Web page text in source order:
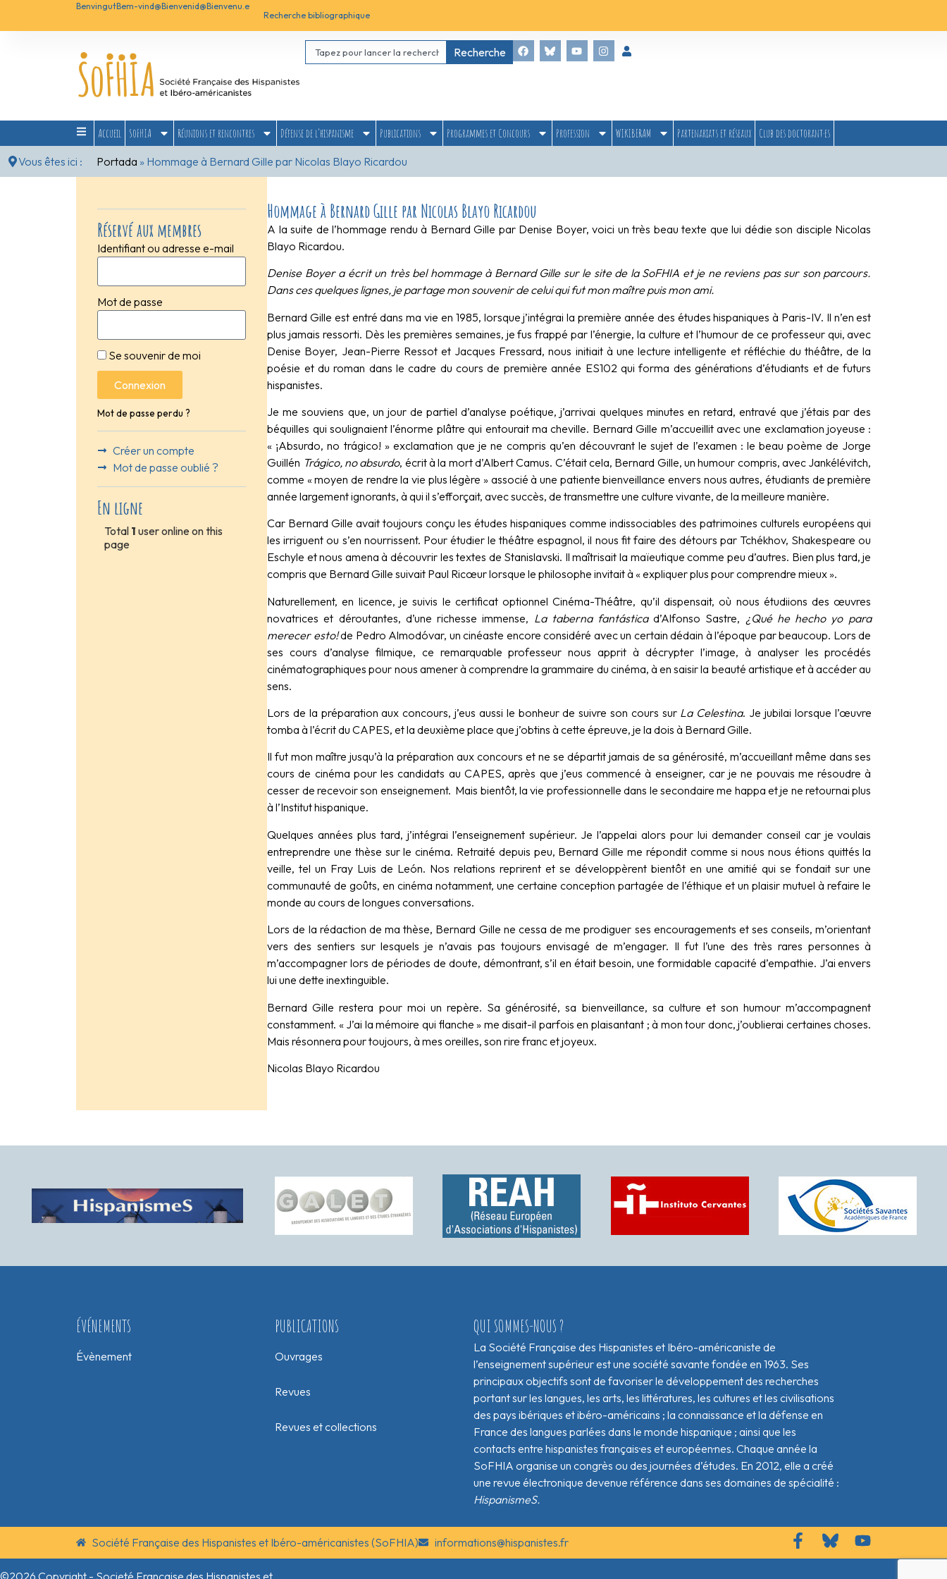
BenvingutBem-vind@Bienvenid@Bienvenu.e
Recherche bibliographique
Recherche
Accueil SoFHIA Réunions et rencontres Défense de l’hispanisme Publications Programmes et Concours Profession WIKIBERAM Partenariats et réseaux
Club des doctorant·es
Vous êtes ici :
Portada » Hommage à Bernard Gille par Nicolas Blayo Ricardou
Réservé aux membres
Identifiant ou adresse e-mail
Mot de passe
Se souvenir de moi
Connexion
Mot de passe perdu ?
Créer un compte
Mot de passe oublié ?
En ligne
Total 1 user online on this
page
Hommage à Bernard Gille par Nicolas Blayo Ricardou
A la suite de l’hommage rendu à Bernard Gille par Denise Boyer, voici un très beau texte que lui dédie son disciple Nicolas
Blayo Ricardou.
Denise Boyer a écrit un très bel hommage à Bernard Gille sur le site de la SoFHIA et je ne reviens pas sur son parcours.
Dans ces quelques lignes, je partage mon souvenir de celui qui fut mon maître puis mon ami.
Bernard Gille est entré dans ma vie en 1985, lorsque j’intégrai la première année des études hispaniques à Paris-IV. Il n’en est
plus jamais ressorti. Dès les premières semaines, je fus frappé par l’énergie, la culture et l’humour de ce professeur qui, avec
Denise Boyer, Jean-Pierre Ressot et Jacques Fressard, nous initiait à une lecture intelligente et réfléchie du théâtre, de la
poésie et du roman dans le cadre du cours de première année ES102 qui forma des générations d’étudiants et de futurs
hispanistes.
Je me souviens que, un jour de partiel d’analyse poétique, j’arrivai quelques minutes en retard, entravé que j’étais par des
béquilles qui soulignaient l’énorme plâtre qui entourait ma cheville. Bernard Gille m’accueillit avec une exclamation joyeuse :
« ¡Absurdo, no trágico! » exclamation que je ne compris qu’en découvrant le sujet de l’examen : le beau poème de Jorge
Guillén Trágico, no absurdo, écrit à la mort d’Albert Camus. C’était cela, Bernard Gille, un humour compris, avec Jankélévitch,
comme « moyen de rendre la vie plus légère » associé à une patiente bienveillance envers nous autres, étudiants de première
année largement ignorants, à qui il s’efforçait, avec succès, de transmettre une culture vivante, de la meilleure manière.
Car Bernard Gille avait toujours conçu les études hispaniques comme indissociables des patrimoines culturels européens qui
les irriguent ou s’en nourrissent. Pour étudier le théâtre espagnol, il nous fit faire des détours par Tchékhov, Shakespeare ou
Eschyle et nous amena à découvrir les textes de Stanislavski. Il maîtrisait la maïeutique comme peu d’autres. Bien plus tard, je
compris que Bernard Gille suivait Paul Ricœur lorsque le philosophe invitait à « expliquer plus pour comprendre mieux ».
Naturellement, en licence, je suivis le certificat optionnel Cinéma-Théâtre, qu’il dispensait, où nous étudiions des œuvres
novatrices et déroutantes, d’une richesse immense, La taberna fantásticad’Alfonso Sastre, ¿Qué he hecho yo para
merecer esto!de Pedro Almodóvar, un cinéaste encore considéré avec un certain dédain à l’époque par beaucoup. Lors de
ses cours d’analyse filmique, ce remarquable professeur nous apprit à décrypter l’image, à analyser les procédés
cinématographiques pour nous amener à comprendre la grammaire du cinéma, à en saisir la beauté artistique et à accéder au
sens.
Lors de la préparation aux concours, j’eus aussi le bonheur de suivre son cours sur La Celestina. Je jubilai lorsque l’œuvre
tomba à l’écrit du CAPES, et la deuxième place que j’obtins à cette épreuve, je la dois à Bernard Gille.
Il fut mon maître jusqu’à la préparation aux concours et ne se départit jamais de sa générosité, m’accueillant même dans ses
cours de cinéma pour les candidats au CAPES, après que j’eus commencé à enseigner, car je ne pouvais me résoudre à
cesser de recevoir son enseignement. Mais bientôt, la vie professionnelle dans le secondaire me happa et je ne retournai plus
à l’Institut hispanique.
Quelques années plus tard, j’intégrai l’enseignement supérieur. Je l’appelai alors pour lui demander conseil car je voulais
entreprendre une thèse sur le cinéma. Retraité depuis peu, Bernard Gille me répondit comme si nous nous étions quittés la
veille, tel un Fray Luis de León. Nos relations reprirent et se développèrent bientôt en une amitié qui se fondait sur une
communauté de goûts, en cinéma notamment, une certaine conception partagée de l’éthique et un plaisir mutuel à refaire le
monde au cours de longues conversations.
Lors de la rédaction de ma thèse, Bernard Gille ne cessa de me prodiguer ses encouragements et ses conseils, m’orientant
vers des sentiers sur lesquels je n’avais pas toujours envisagé de m’engager. Il fut l’une des très rares personnes à
m’accompagner lors de périodes de doute, démontrant, s’il en était besoin, une formidable capacité d’empathie. J’ai envers
lui une dette inextinguible.
Bernard Gille restera pour moi un repère. Sa générosité, sa bienveillance, sa culture et son humour m’accompagnent
constamment. « J’ai la mémoire qui flanche » me disait-il parfois en plaisantant ; à mon tour donc, j’oublierai certaines choses.
Mais résonnera pour toujours, à mes oreilles, son rire franc et joyeux.
Nicolas Blayo Ricardou
ÉVÉNEMENTS
Évènement
PUBLICATIONS
Ouvrages
Revues
Revues et collections
QUI SOMMES-NOUS ?
La Société Française des Hispanistes et Ibéro-américaniste de
l’enseignement supérieur est une société savante fondée en 1963. Ses
principaux objectifs sont de favoriser le développement des recherches
portant sur les langues, les arts, les littératures, les cultures et les civilisations
des pays ibériques et ibéro-américains ; la connaissance et la défense en
France des langues parlées dans le monde hispanique ; ainsi que les
contacts entre hispanistes français·es et européen·nes. Chaque année la
SoFHIA organise un congrès ou des journées d’études. En 2012, elle a créé
une revue électronique devenue référence dans ses domaines de spécialité :
HispanismeS.
Société Française des Hispanistes et Ibéro-américanistes (SoFHIA) informations@hispanistes.fr